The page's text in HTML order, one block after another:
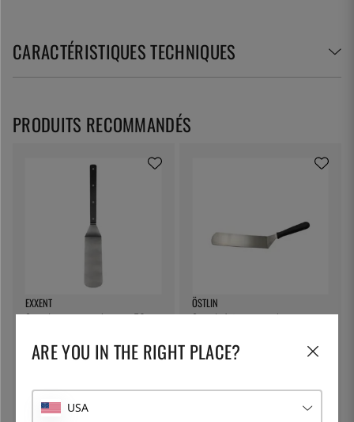
CARACTÉRISTIQUES TECHNIQUES
EXXENT
Spatule avec manche noir, 50 cm
17 €
ÖSTLIN
Spatule à frire, manche en
15 €
PRODUITS RECOMMANDÉS
ARE YOU IN THE RIGHT PLACE?
USA